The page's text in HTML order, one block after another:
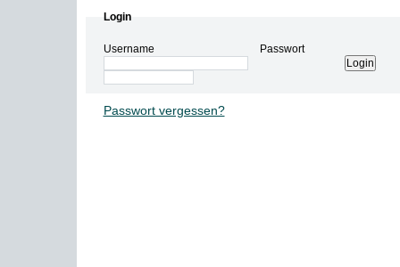
Login
Username Passwort
Passwort vergessen?